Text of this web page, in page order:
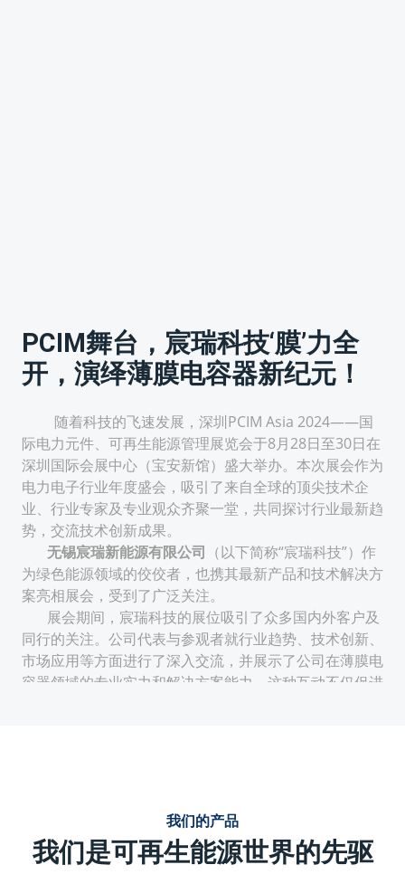
PCIM舞台，宸瑞科技‘膜’力全
开，演绎薄膜电容器新纪元！
随着科技的飞速发展，深圳PCIM Asia 2024——国
际电力元件、可再生能源管理展览会于8月28日至30日在
深圳国际会展中心（宝安新馆）盛大举办。本次展会作为
电力电子行业年度盛会，吸引了来自全球的顶尖技术企
业、行业专家及专业观众齐聚一堂，共同探讨行业最新趋
势，交流技术创新成果。
无锡宸瑞新能源有限公司 （以下简称“宸瑞科技”）作
为绿色能源领域的佼佼者，也携其最新产品和技术解决方
案亮相展会，受到了广泛关注。
展会期间，宸瑞科技的展位吸引了众多国内外客户及
同行的关注。公司代表与参观者就行业趋势、技术创新、
市场应用等方面进行了深入交流，并展示了公司在薄膜电
容器领域的专业实力和解决方案能力。这种互动不仅促进
电气特性稳定、使用寿命周期长、无极性安装便捷等特
点。这些优势使得宸瑞科技的薄膜电容器在电力电子及可
再生能源领域具有广泛的应用前景。
我们的产品
我们是可再生能源世界的先驱